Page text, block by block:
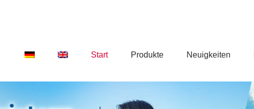
Start Produkte Neuigkeiten